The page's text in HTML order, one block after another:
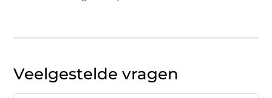
Veelgestelde vragen